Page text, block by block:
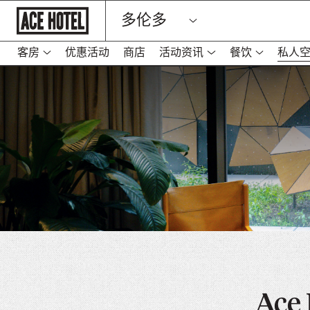
Corporate
Homepage
多伦多
客房 优惠活动 商店
-
在
页
中
打
开
链
接
活动资讯 餐饮 私人